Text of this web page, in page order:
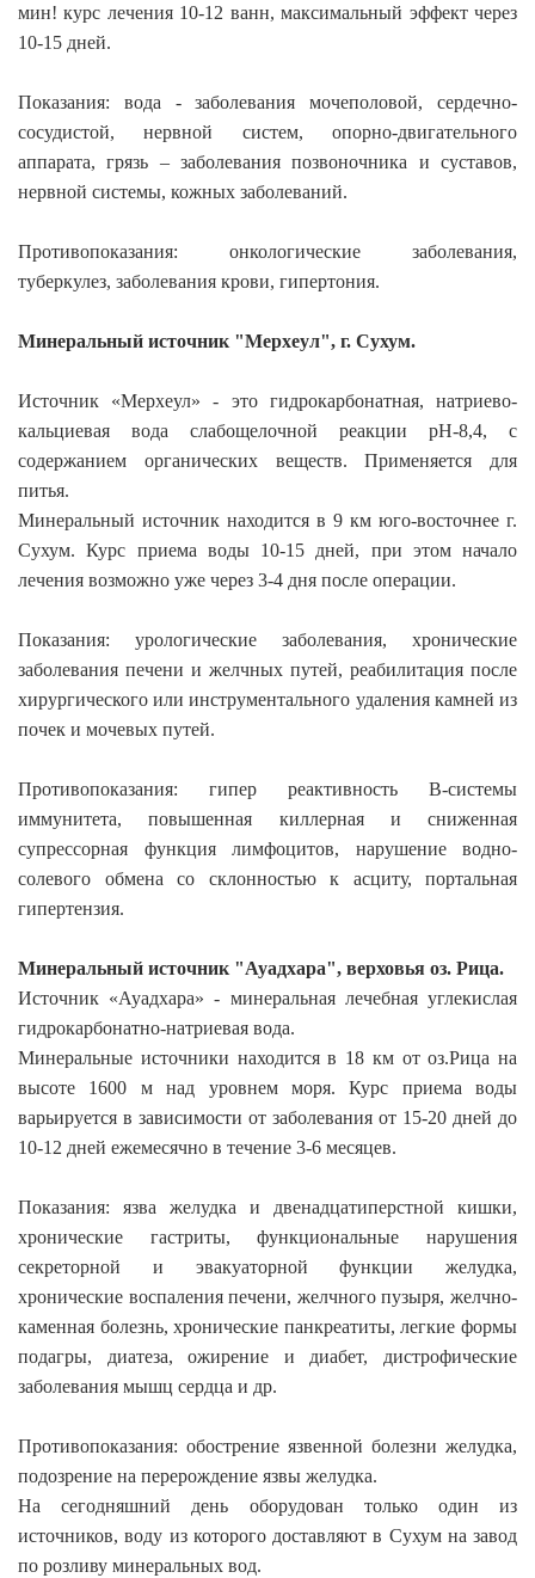
мин! курс лечения 10-12 ванн, максимальный эффект через
10-15 дней.
Показания: вода - заболевания мочеполовой, сердечно-
сосудистой, нервной систем, опорно-двигательного
аппарата, грязь – заболевания позвоночника и суставов,
нервной системы, кожных заболеваний.
Противопоказания: онкологические заболевания,
туберкулез, заболевания крови, гипертония.
Минеральный источник "Мерхеул", г. Сухум.
Источник «Мерхеул» - это гидрокарбонатная, натриево-
кальциевая вода слабощелочной реакции рН-8,4, с
содержанием органических веществ. Применяется для
питья.
Минеральный источник находится в 9 км юго-восточнее г.
Сухум. Курс приема воды 10-15 дней, при этом начало
лечения возможно уже через 3-4 дня после операции.
Показания: урологические заболевания, хронические
заболевания печени и желчных путей, реабилитация после
хирургического или инструментального удаления камней из
почек и мочевых путей.
Противопоказания: гипер реактивность В-системы
иммунитета, повышенная киллерная и сниженная
супрессорная функция лимфоцитов, нарушение водно-
солевого обмена со склонностью к асциту, портальная
гипертензия.
Минеральный источник "Ауадхара", верховья оз. Рица.
Источник «Ауадхара» - минеральная лечебная углекислая
гидрокарбонатно-натриевая вода.
Минеральные источники находится в 18 км от оз.Рица на
высоте 1600 м над уровнем моря. Курс приема воды
варьируется в зависимости от заболевания от 15-20 дней до
10-12 дней ежемесячно в течение 3-6 месяцев.
Показания: язва желудка и двенадцатиперстной кишки,
хронические гастриты, функциональные нарушения
секреторной и эвакуаторной функции желудка,
хронические воспаления печени, желчного пузыря, желчно-
каменная болезнь, хронические панкреатиты, легкие формы
подагры, диатеза, ожирение и диабет, дистрофические
заболевания мышц сердца и др.
Противопоказания: обострение язвенной болезни желудка,
подозрение на перерождение язвы желудка.
На сегодняшний день оборудован только один из
источников, воду из которого доставляют в Сухум на завод
по розливу минеральных вод.